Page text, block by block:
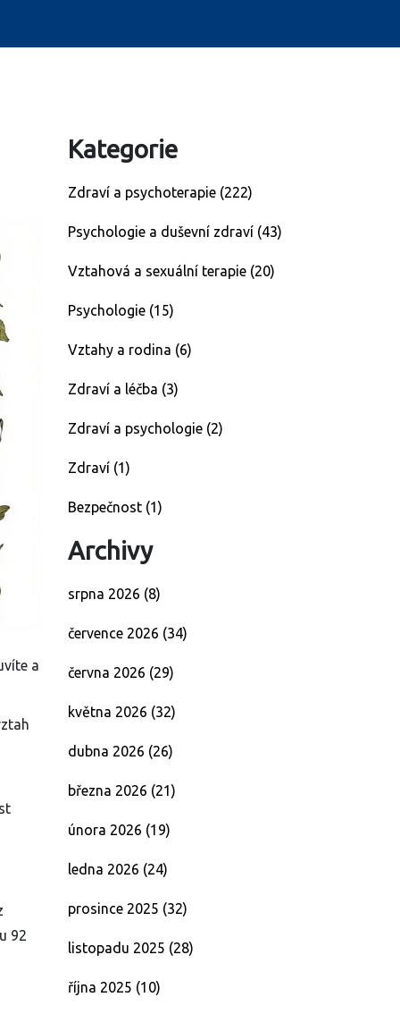
a
92
Kategorie
Zdraví a psychoterapie (222)
Psychologie a duševní zdraví (43)
Vztahová a sexuální terapie (20)
Psychologie (15)
Vztahy a rodina (6)
Zdraví a léčba (3)
Zdraví a psychologie (2)
Zdraví (1)
Bezpečnost (1)
Archivy
srpna 2026 (8)
července 2026 (34)
června 2026 (29)
května 2026 (32)
dubna 2026 (26)
března 2026 (21)
února 2026 (19)
ledna 2026 (24)
prosince 2025 (32)
listopadu 2025 (28)
října 2025 (10)